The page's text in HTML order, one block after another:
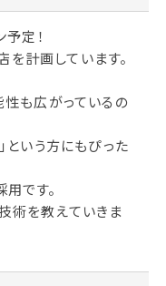
定！
を計画しています。
性も広がっているの
という方にもぴった
です。
術を教えていきま